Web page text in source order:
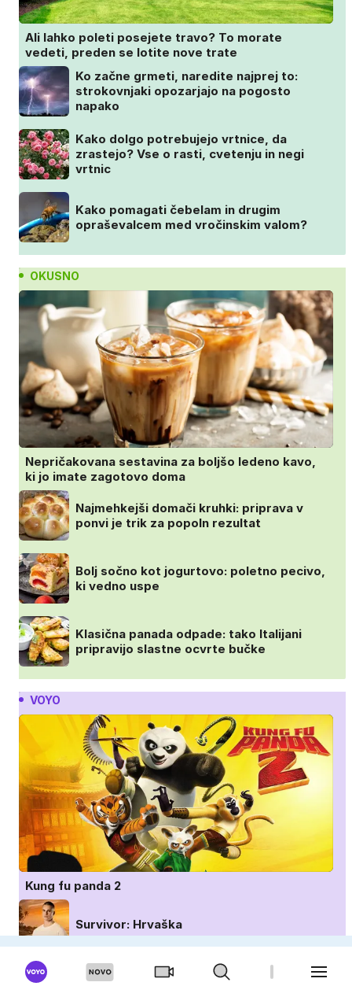
Ali lahko poleti posejete travo? To morate
vedeti, preden se lotite nove trate
Ko začne grmeti, naredite najprej to:
strokovnjaki opozarjajo na pogosto
napako
Kako dolgo potrebujejo vrtnice, da
zrastejo? Vse o rasti, cvetenju in negi
vrtnic
Kako pomagati čebelam in drugim
opraševalcem med vročinskim valom?
OKUSNO
Nepričakovana sestavina za boljšo ledeno kavo,
ki jo imate zagotovo doma
Najmehkejši domači kruhki: priprava v
ponvi je trik za popoln rezultat
Bolj sočno kot jogurtovo: poletno pecivo,
ki vedno uspe
Klasična panada odpade: tako Italijani
pripravijo slastne ocvrte bučke
VOYO
Kung fu panda 2
Survivor: Hrvaška